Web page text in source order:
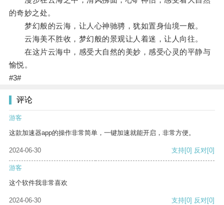
的奇妙之处。
梦幻般的云海，让人心神驰骋，犹如置身仙境一般。
云海美不胜收，梦幻般的景观让人着迷，让人向往。
在这片云海中，感受大自然的美妙，感受心灵的平静与
愉悦。
#3#
评论
游客
这款加速器app的操作非常简单，一键加速就能开启，非常方便。
2024-06-30 支持[0] 反对[0]
游客
这个软件我非常喜欢
2024-06-30 支持[0] 反对[0]